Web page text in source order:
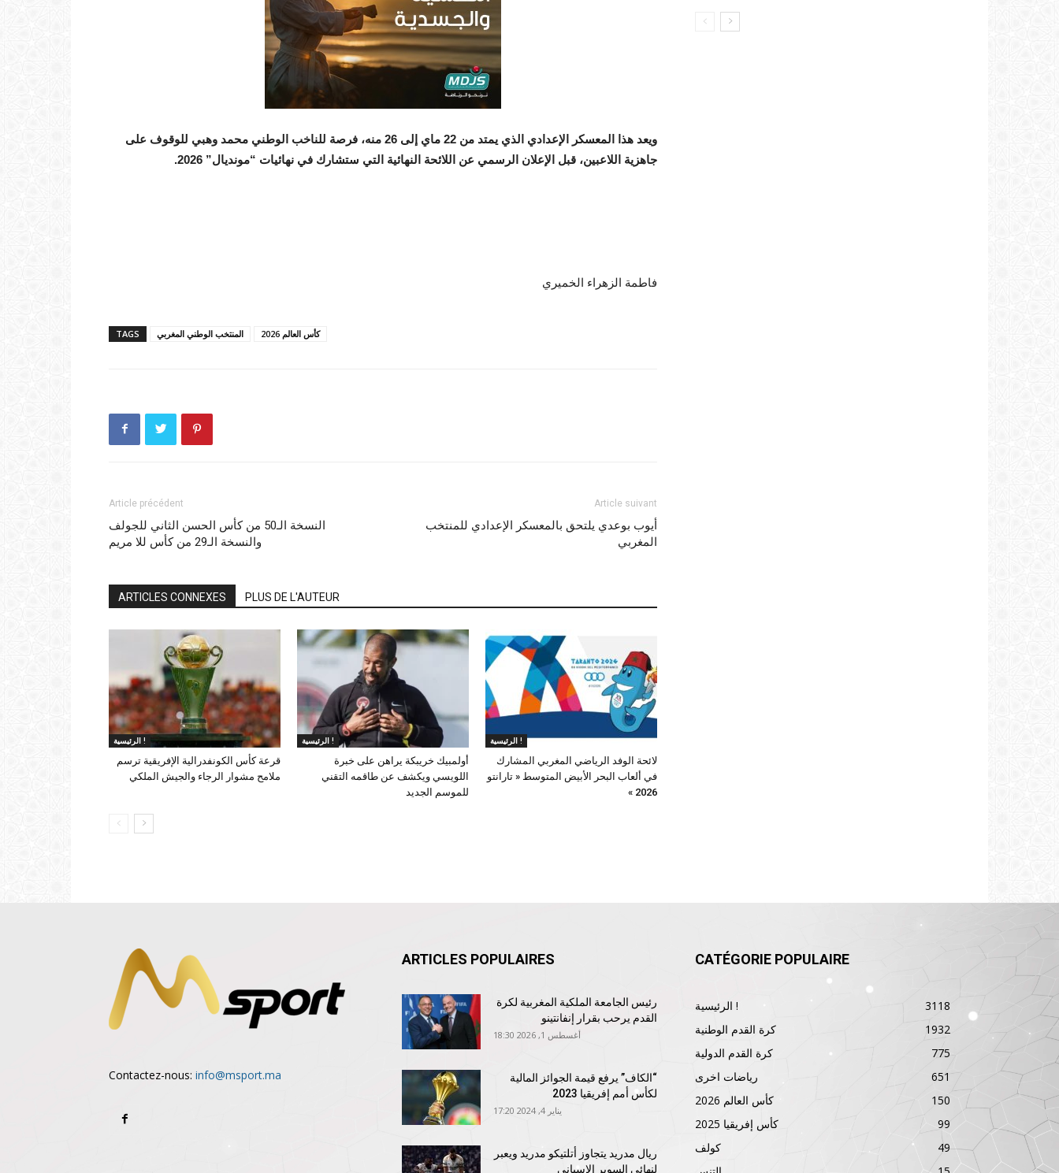
ويعد هذا المعسكر الإعدادي الذي يمتد من 22 ماي إلى 26 منه، فرصة للناخب الوطني محمد وهبي للوقوف على
جاهزية اللاعبين، قبل الإعلان الرسمي عن اللائحة النهائية التي ستشارك في نهائيات “مونديال” 2026.
فاطمة الزهراء الخميري
TAGS المنتخب الوطني المغربي كأس العالم 2026
Article précédent
النسخة الـ50 من كأس الحسن الثاني للجولف
والنسخة الـ29 من كأس للا مريم
Article suivant
أيوب بوعدي يلتحق بالمعسكر الإعدادي للمنتخب
المغربي
ARTICLES CONNEXES PLUS DE L'AUTEUR
الرئيسية !
قرعة كأس الكونفدرالية الإفريقية ترسم
ملامح مشوار الرجاء والجيش الملكي
الرئيسية !
أولمبيك خريبكة يراهن على خبرة
اللويسي ويكشف عن طاقمه التقني
للموسم الجديد
الرئيسية !
لائحة الوفد الرياضي المغربي المشارك
في ألعاب البحر الأبيض المتوسط « تارانتو
2026 »
Contactez-nous: info@msport.ma
ARTICLES POPULAIRES
رئيس الجامعة الملكية المغربية لكرة
القدم يرحب بقرار إنفانتينو
أغسطس 1, 2026 18:30
“الكاف” يرفع قيمة الجوائز المالية
لكأس أمم إفريقيا 2023
يناير 4, 2024 17:20
ريال مدريد يتجاوز أتلتيكو مدريد ويعبر
لنهائي السوبر الإسباني
CATÉGORIE POPULAIRE
الرئيسية !
3118
كرة القدم الوطنية
1932
كرة القدم الدولية
775
رياضات اخرى
651
كأس العالم 2026
150
كأس إفريقيا 2025
99
كولف
49